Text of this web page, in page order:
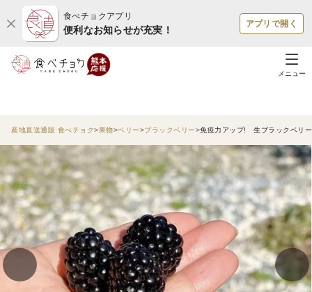
食べチョクアプリ
便利なお知らせが充実！
アプリで開く
メニュー
産地直送通販 食べチョク 果物 ベリー ブラックベリー 免疫力アップ! 生ブラックベリ